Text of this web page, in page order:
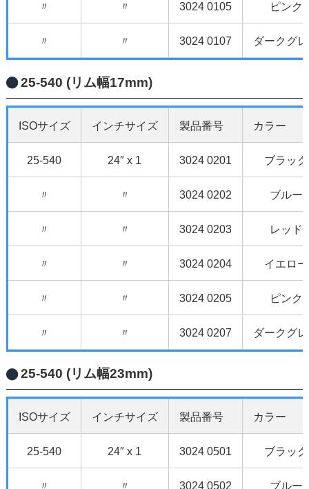
〃 〃 3024 0105 ピンク
〃 〃 3024 0107 ダークグ
25-540 (リム幅17mm)
ISOサイズ インチサイズ 製品番号 カラー
25-540 24″ x 1 3024 0201 ブラック
〃 〃 3024 0202 ブルー
〃 〃 3024 0203 レッド
〃 〃 3024 0204 イエロー
〃 〃 3024 0205 ピンク
〃 〃 3024 0207 ダークグ
25-540 (リム幅23mm)
ISOサイズ インチサイズ 製品番号 カラー
25-540 24″ x 1 3024 0501 ブラック
〃 〃 3024 0502 ブルー